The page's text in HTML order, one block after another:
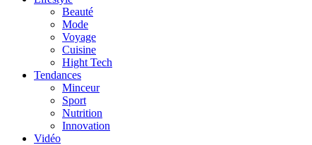
Beauté
Mode
Voyage
Cuisine
Hight Tech
Tendances
Minceur
Sport
Nutrition
Innovation
Vidéo